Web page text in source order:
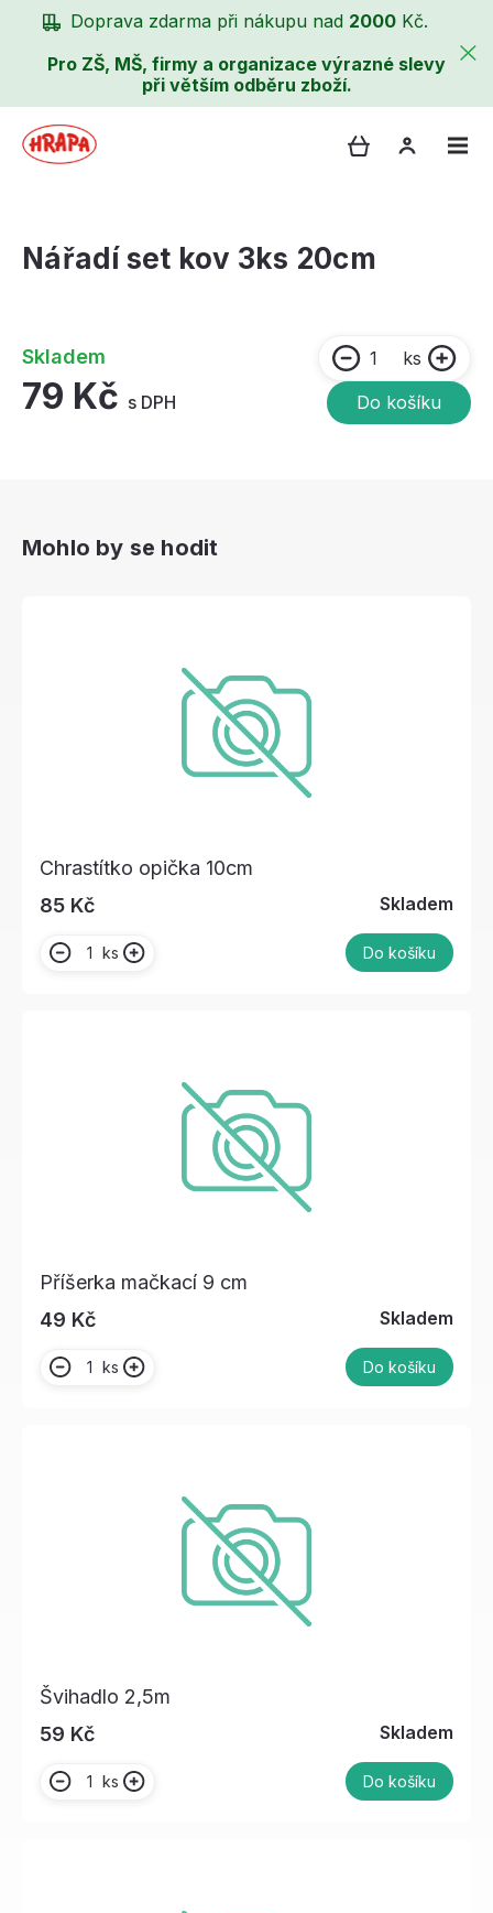
Doprava zdarma při nákupu nad 2000 Kč.
Pro ZŠ, MŠ, firmy a organizace výrazné slevy
při větším odběru zboží.
Nářadí set kov 3ks 20cm
Skladem
79 Kč s DPH
ks
Do košíku
Mohlo by se hodit
Chrastítko opička 10cm
85 Kč
Skladem
ks Do košíku
Příšerka mačkací 9 cm
49 Kč
Skladem
ks Do košíku
Švihadlo 2,5m
59 Kč
Skladem
ks Do košíku